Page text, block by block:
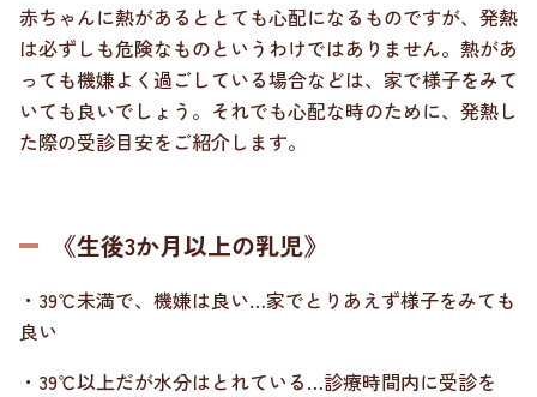
赤ちゃんに熱があるととても心配になるものですが、発熱
は必ずしも危険なものというわけではありません。熱があ
っても機嫌よく過ごしている場合などは、家で様子をみて
いても良いでしょう。それでも心配な時のために、発熱し
た際の受診目安をご紹介します。
《生後3か月以上の乳児》
・39℃未満で、機嫌は良い…家でとりあえず様子をみても
良い
・39℃以上だが水分はとれている…診療時間内に受診を